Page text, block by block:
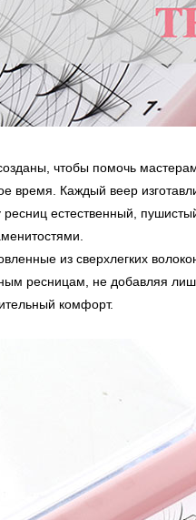
чтобы помочь
время. Каждый веер
ресниц естественный,
из сверхлегких
ресницам, не добавляя
комфорт.